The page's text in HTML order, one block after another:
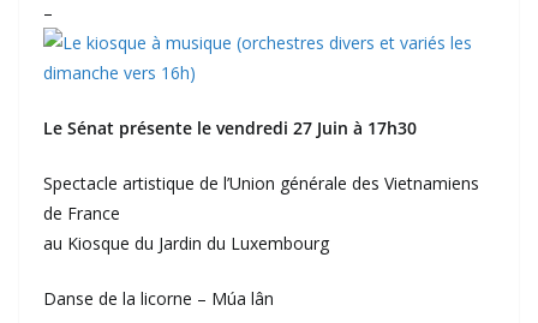
–
Le Sénat présente le vendredi 27 Juin à 17h30
Spectacle artistique de l’Union générale des Vietnamiens
de France
au Kiosque du Jardin du Luxembourg
Danse de la licorne – Múa lân